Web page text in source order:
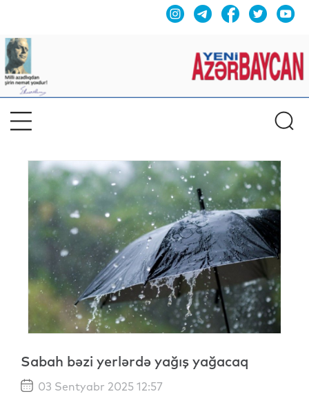
Sabah bəzi yerlərdə yağış yağacaq
03 Sentyabr 2025 12:57